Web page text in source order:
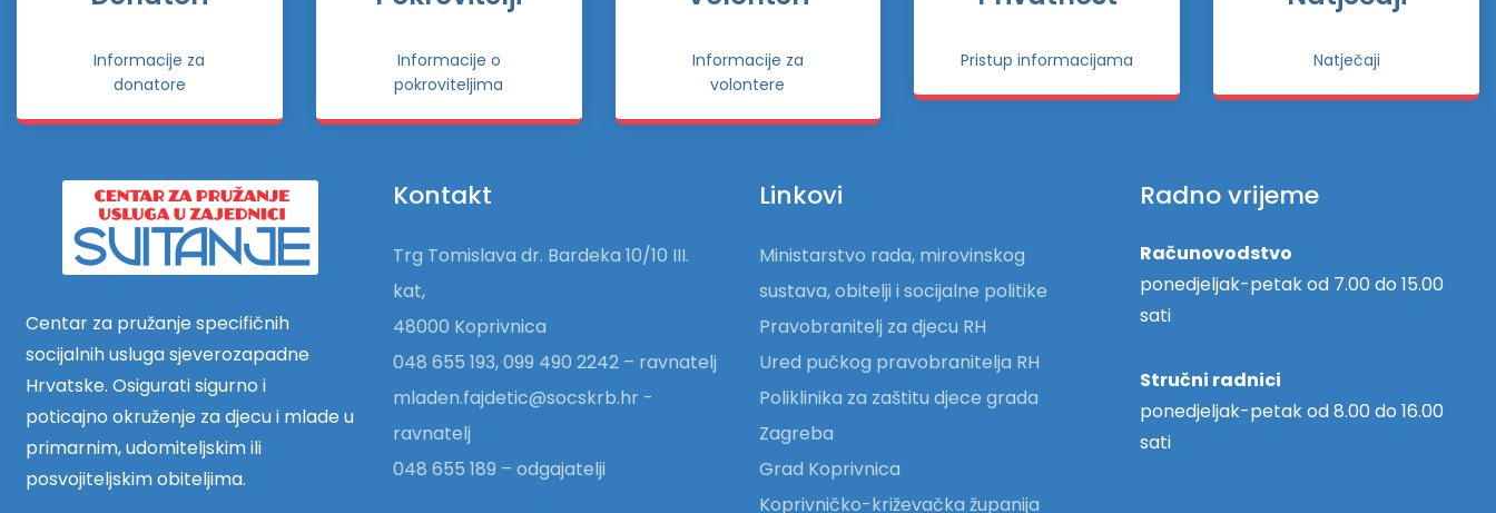
Informacije za
donatore
Informacije o
pokroviteljima
Informacije za
volontere
Pristup informacijama Natječaji
Centar za pružanje specifičnih
socijalnih usluga sjeverozapadne
Hrvatske. Osigurati sigurno i
poticajno okruženje za djecu i mlade u
primarnim, udomiteljskim ili
posvojiteljskim obiteljima.
Kontakt
Trg Tomislava dr. Bardeka 10/10 III.
kat,
48000 Koprivnica
048 655 193, 099 490 2242 – ravnatelj
mladen.fajdetic@socskrb.hr -
ravnatelj
048 655 189 – odgajatelji
Linkovi
Ministarstvo rada, mirovinskog
sustava, obitelji i socijalne politike
Pravobranitelj za djecu RH
Ured pučkog pravobranitelja RH
Poliklinika za zaštitu djece grada
Zagreba
Grad Koprivnica
Koprivničko-križevačka županija
Radno vrijeme
Računovodstvo
ponedjeljak-petak od 7.00 do 15.00
sati
Stručni radnici
ponedjeljak-petak od 8.00 do 16.00
sati